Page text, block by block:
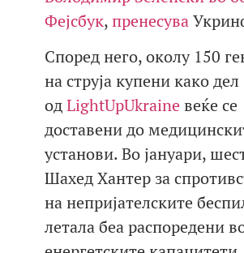
Фејсбук,пренесува
Според него, околу 150
на струја купени како дел
одLightUpUkraine веќе се
доставени до
установи. Во јануари,
Шахед Хантер за
на непријателските
летала беа распоредени